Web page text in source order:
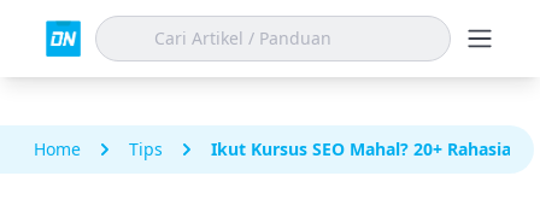
Home Tips Ikut Kursus SEO Mahal? 20+ Rahasia